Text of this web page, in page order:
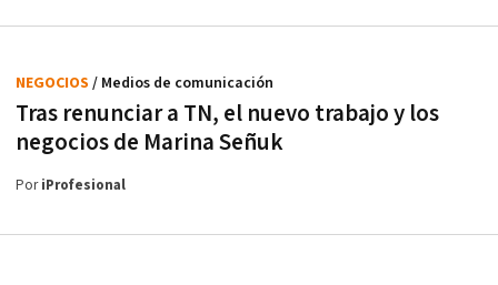
Tras renunciar a TN, el nuevo trabajo y los
negocios de Marina Señuk
NEGOCIOS / Medios de comunicación
PoriProfesional